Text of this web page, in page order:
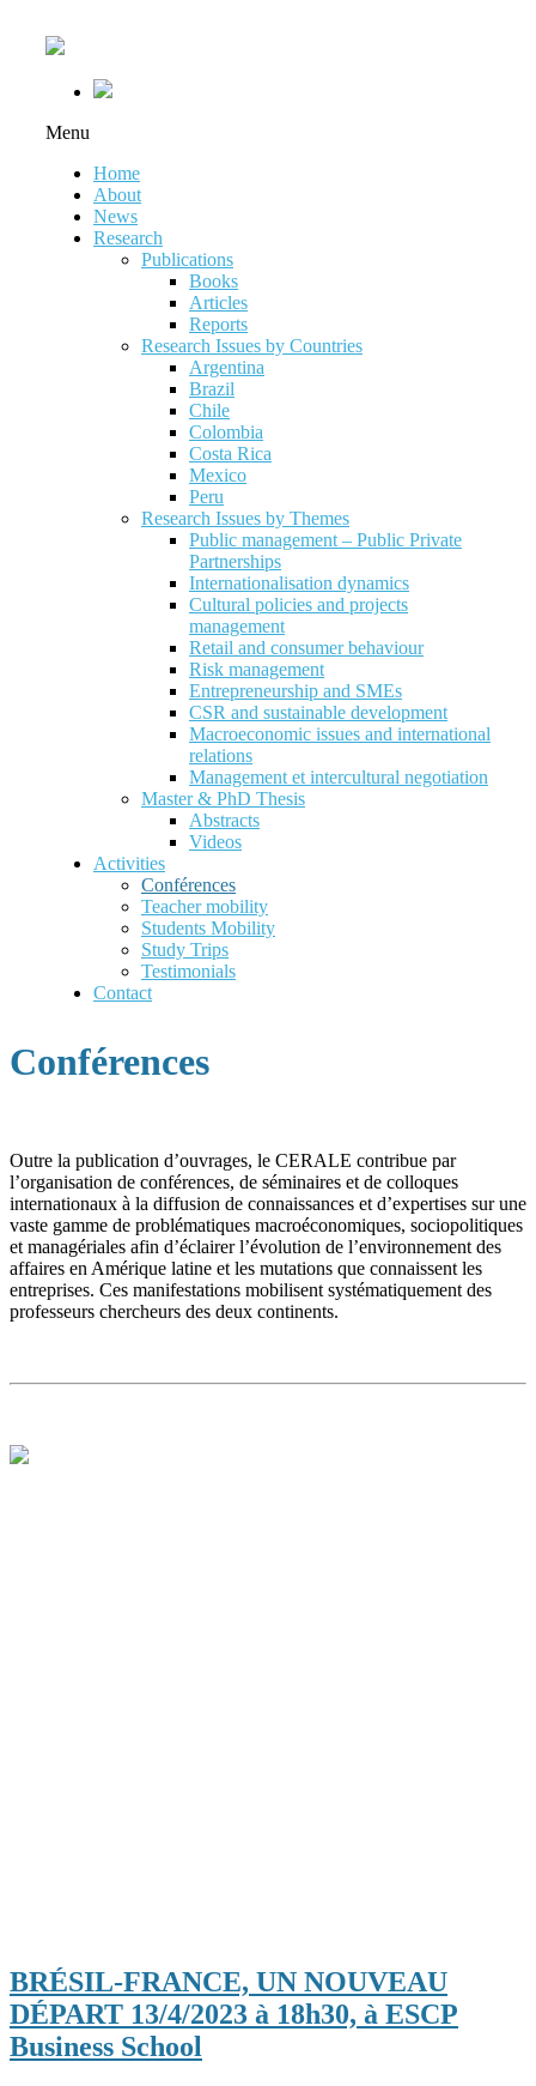
Menu
Home
About
News
Research
Publications
Books
Articles
Reports
Research Issues by Countries
Argentina
Brazil
Chile
Colombia
Costa Rica
Mexico
Peru
Research Issues by Themes
Public management – Public Private
Partnerships
Internationalisation dynamics
Cultural policies and projects
management
Retail and consumer behaviour
Risk management
Entrepreneurship and SMEs
CSR and sustainable development
Macroeconomic issues and international
relations
Management et intercultural negotiation
Master & PhD Thesis
Abstracts
Videos
Activities
Conférences
Teacher mobility
Students Mobility
Study Trips
Testimonials
Contact
Conférences
Outre la publication d’ouvrages, le CERALE contribue par
l’organisation de conférences, de séminaires et de colloques
internationaux à la diffusion de connaissances et d’expertises sur une
vaste gamme de problématiques macroéconomiques, sociopolitiques
et managériales afin d’éclairer l’évolution de l’environnement des
affaires en Amérique latine et les mutations que connaissent les
entreprises. Ces manifestations mobilisent systématiquement des
professeurs chercheurs des deux continents.
BRÉSIL-FRANCE, UN NOUVEAU
DÉPART 13/4/2023 à 18h30, à ESCP
Business School